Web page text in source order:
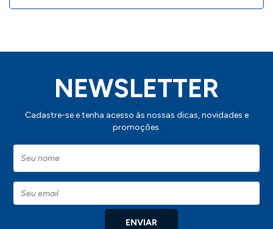
NEWSLETTER
Cadastre-se e tenha acesso às nossas dicas, novidades e
promoções.
ENVIAR